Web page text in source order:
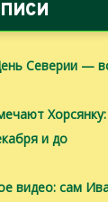
Северии —
Хорсянку:
и до
видео: сам